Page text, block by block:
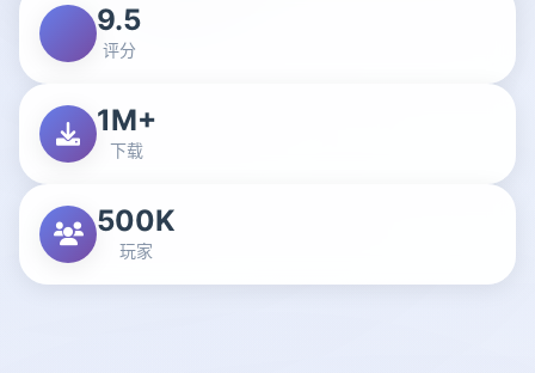
9.5
评分
1M+
下载
500K
玩家